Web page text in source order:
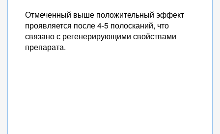
Отмеченный выше положительный эффект
проявляется после 4-5 полосканий, что
связано с регенерирующими свойствами
препарата.